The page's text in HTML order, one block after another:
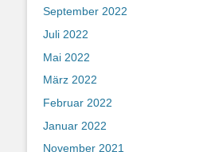
September 2022
Juli 2022
Mai 2022
März 2022
Februar 2022
Januar 2022
November 2021